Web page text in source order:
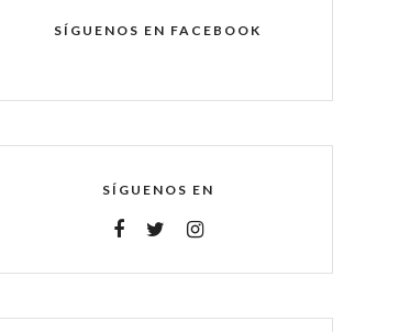
SÍGUENOS EN FACEBOOK
SÍGUENOS EN